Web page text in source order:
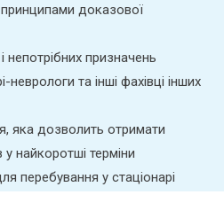
принципами доказової
непотрібних призначень
неврологи та інші фахівці інших
яка дозволить отримати
у найкоротші терміни
перебування у стаціонарі